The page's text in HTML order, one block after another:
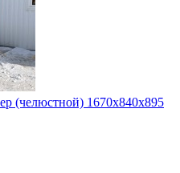
(челюстной) 1670х840х895